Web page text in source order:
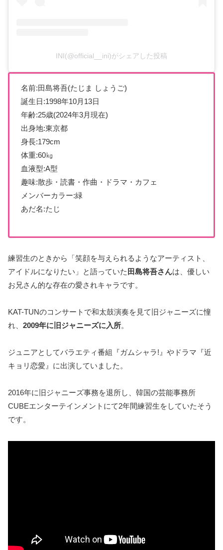
INI(@official__ini)がシェアした投稿
名前:田島将吾(たじま しょうご)
誕生日:1998年10月13日
年齢:25歳(2024年3月現在)
出身地:東京都
身長:179cm
体重:60㎏
血液型:A型
趣味:散歩・読書・作曲・ドラマ・カフェ
メンバーカラー:緑
あだ名:たじ
練習生のときから「笑顔を与えられるようなアーティスト、
アイドルになりたい」と語っていた 田島将吾さんは、優しい
お兄さん的な存在の愛されキャラです。
KAT-TUNのコンサートで和太鼓演奏を見て旧ジャニーズに憧
れ、 2009年に旧ジャニーズに入所。
ジュニアとしてバラエティ番組『ガムシャラ!』やドラマ『近
キョリ恋愛』に出演していました。
2016年に旧ジャニーズ事務を退所し、韓国の芸能事務所
CUBEエンターテインメントにて2年間練習生をしていたそう
です。